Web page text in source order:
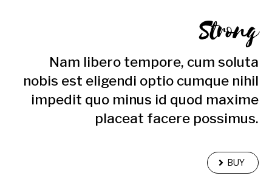
Strong
Nam libero tempore, cum soluta
nobis est eligendi optio cumque nihil
impedit quo minus id quod maxime
placeat facere possimus.
BUY